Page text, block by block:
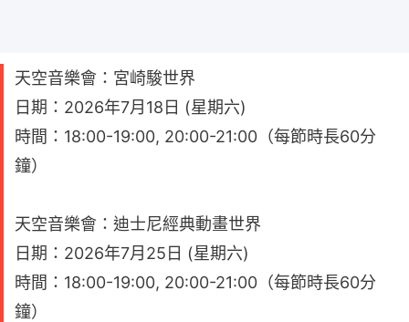
天空音樂會：宮崎駿世界
日期：2026年7月18日 (星期六)
時間：18:00-19:00, 20:00-21:00（每節時長60分
鐘）
天空音樂會：迪士尼經典動畫世界
日期：2026年7月25日 (星期六)
時間：18:00-19:00, 20:00-21:00（每節時長60分
鐘）